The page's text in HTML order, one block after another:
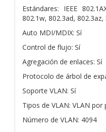
Estándares: IEEE
802.1w, 802.3ad, 802.3az,
Auto MDI/MDIX: Sí
Control de flujo: Sí
Agregación de enlaces: Sí
Protocolo de árbol de
Soporte VLAN: Sí
Tipos de VLAN: VLAN
Número de VLAN: 4094